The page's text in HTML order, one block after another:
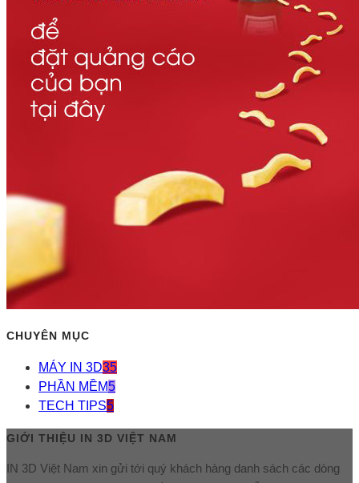
CHUYÊN MỤC
MÁY IN 3D35
PHẦN MỀM5
TECH TIPS5
GIỚI THIỆU IN 3D VIỆT NAM
IN 3D Việt Nam xin gửi tới quý khách hàng danh sách các dòng